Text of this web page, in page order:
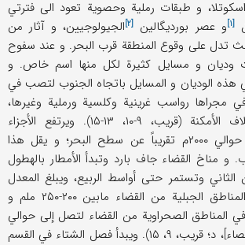
و طبقات رملیة وحصویة تعود الی فترتي
[۱] و عصر بوردیگالین [۲] الجیولوجیین، و آثار من
تدل علی وقوع المنطقة قرب البحر. و عند سفوح
ودیان و مسایل کثیرة لکل منها اسم خاص. و
هذه الودیان و المسایل باتجاه الجنوب لتصب في
مجراها رواسب غرینیة وکلسیة ورملیة وغیرها،
تختلف کمیتها باختلاف الأمکنة (قریب، ۹-۱۰، ۱۳-۱۵). ویرتفع الأجزاء
الشمالیة من القضاء حوالي ۲۰۰۰م تقریباً عن سطح البحر؛ و یقل هذا
و مناخ القضاء جاف بارد وتبدأ الأمطار بالهطول
وتستمر حتی أواسط الربیع، ویبلغ المعدل
السنوي للأمطار في المناطق الجبلیة من القضاء مابین ۲۰۰-۲۵۰ ملم و
المناطق الصحراویة من القضاء لتصل إلی حوالي
[الاحصاء]، د؛ قریب، ۹، ۱۵). ویبدأ فصل الشتاء في القسم